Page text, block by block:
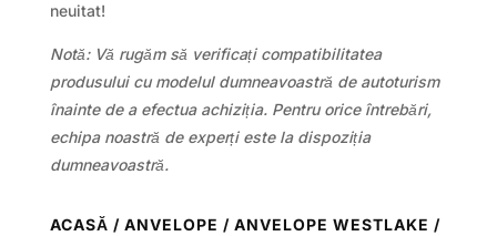
neuitat!
Notă: Vă rugăm să verificați compatibilitatea
produsului cu modelul dumneavoastră de autoturism
înainte de a efectua achiziția. Pentru orice întrebări,
echipa noastră de experți este la dispoziția
dumneavoastră.
ACASĂ / ANVELOPE / ANVELOPE WESTLAKE /